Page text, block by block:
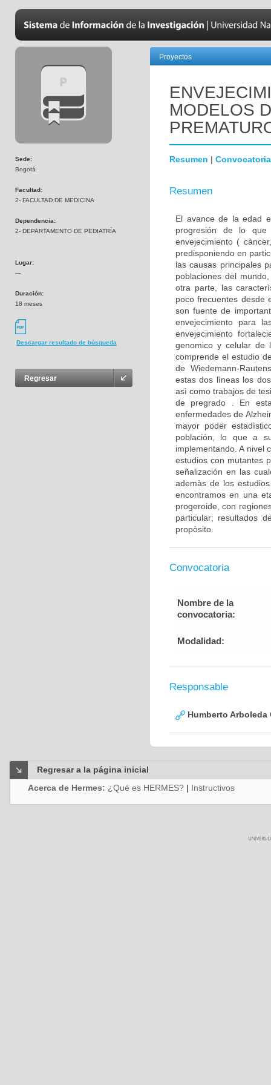
Sede:
Bogotá
Facultad:
2- FACULTAD DE MEDICINA
Dependencia:
2- DEPARTAMENTO DE PEDIATRÍA
Lugar:
---
Duración:
18 meses
Descargar resultado de búsqueda
Regresar
Proyectos
MODELOS
Resumen | Convocatoria
Resumen
El avance de la edad
progresión de lo que
envejecimiento (
predisponiendo en
las causas principales
poblaciones del
otra parte, las
poco frecuentes desde
son fuente de
envejecimiento para
envejecimiento
genomico y celular de
comprende el estudio
de Wiedemann-
estas dos lìneas los
asì como trabajos de
de pregrado . En
enfermedades de
mayor poder
población, lo que a
implementando. A nivel
estudios con mutantes
señalización en las
ademàs de los
encontramos en una
progeroide, con
particular; resultados
propòsito.
Convocatoria
Nombre de la
convocatoria:
Modalidad:
Responsable
Humberto Arboleda
Regresar a la página inicial
Acerca de Hermes: ¿Qué es HERMES? | Instructivos